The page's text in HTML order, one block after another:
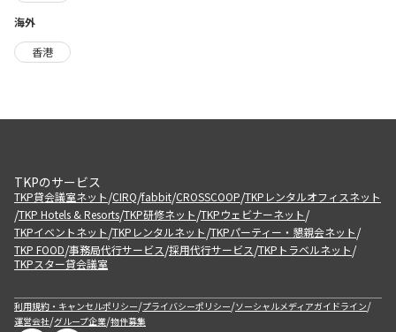
海外
香港
TKPのサービス
TKP貸会議室ネット/CIRQ/fabbit/CROSSCOOP/TKPレンタルオフィスネット
/TKP Hotels & Resorts/TKP研修ネット/TKPウェビナーネット/
TKPイベントネット/TKPレンタルネット/TKPパーティー・懇親会ネット/
TKP FOOD/事務局代行サービス/採用代行サービス/TKPトラベルネット/
TKPスター貸会議室
利用規約・キャンセルポリシー/プライバシーポリシー/ソーシャルメディアガイドライン/
運営会社/グループ企業/物件募集